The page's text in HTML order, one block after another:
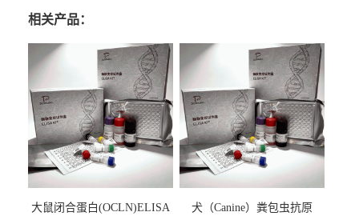
相关产品：
大鼠闭合蛋白(OCLN)ELISA
犬（Canine）粪包虫抗原